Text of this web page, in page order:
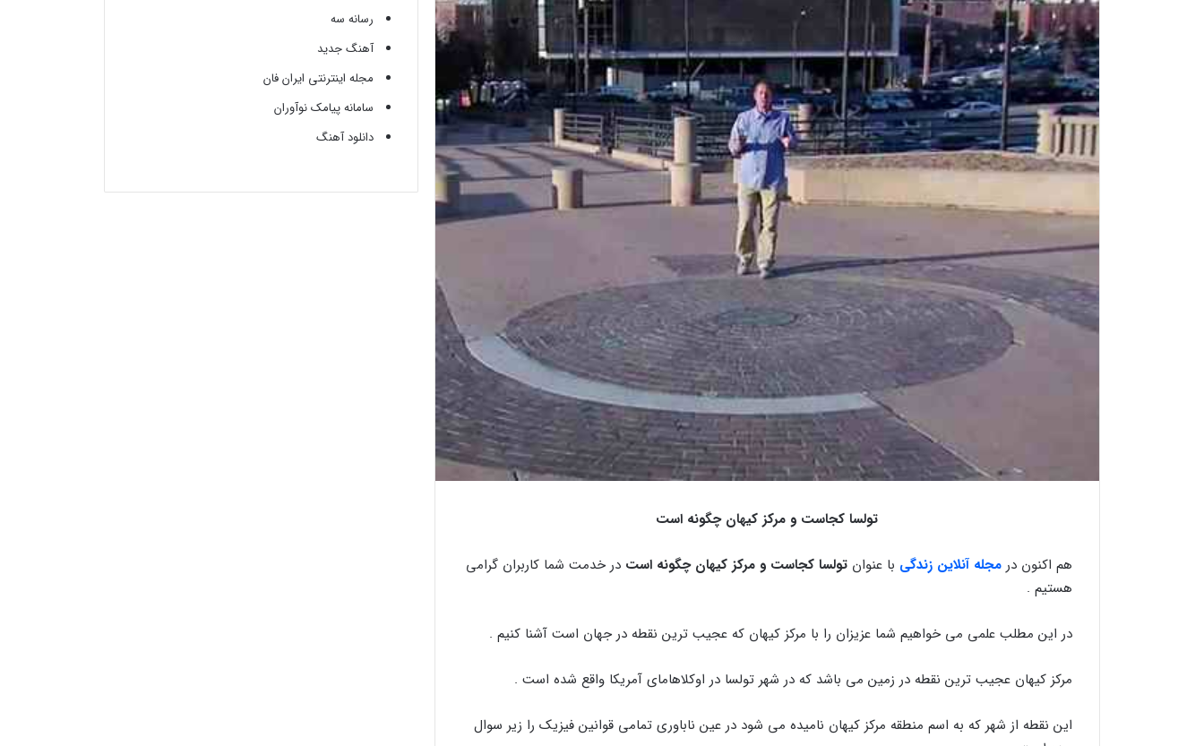
تولسا کجاست و مرکز کیهان چگونه است
هم اکنون در مجله آنلاین زندگی با عنوان تولسا کجاست و مرکز کیهان چگونه است در خدمت شما کاربران گرامی
هستیم .
در این مطلب علمی می خواهیم شما عزیزان را با مرکز کیهان که عجیب ترین نقطه در جهان است آشنا کنیم .
مرکز کیهان عجیب ترین نقطه در زمین می باشد که در شهر تولسا در اوکلاهامای آمریکا واقع شده است .
این نقطه از شهر که به اسم منطقه مرکز کیهان نامیده می شود در عین ناباوری تمامی قوانین فیزیک را زیر سوال
رسانه سه
آهنگ جدید
مجله اینترنتی ایران فان
سامانه پیامک نوآوران
دانلود آهنگ